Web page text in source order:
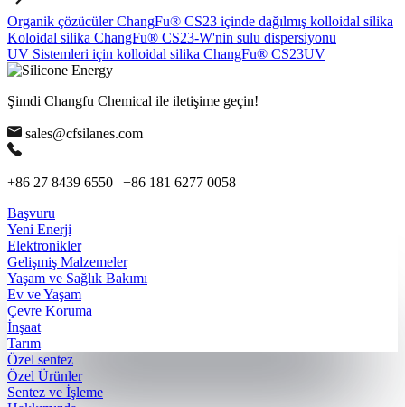
Organik çözücüler ChangFu® CS23 içinde dağılmış kolloidal silika
Koloidal silika ChangFu® CS23-W'nin sulu dispersiyonu
UV Sistemleri için kolloidal silika ChangFu® CS23UV
Şimdi Changfu Chemical ile iletişime geçin!
sales@cfsilanes.com
+86 27 8439 6550 | +86 181 6277 0058
Başvuru
Yeni Enerji
Elektronikler
Gelişmiş Malzemeler
Yaşam ve Sağlık Bakımı
Ev ve Yaşam
Çevre Koruma
İnşaat
Tarım
Özel sentez
Özel Ürünler
Sentez ve İşleme